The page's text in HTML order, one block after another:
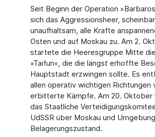
Seit Beginn der Operation
sich das Aggressionsheer, scheinbar
unaufhaltsam, alle Kräfte
Osten und auf Moskau zu. Am 2.
startete die Heeresgruppe Mitte
»Taifun«, die die längst erhoffte
Hauptstadt erzwingen sollte. Es
allen operativ wichtigen Richtungen
erbitterte Kämpfe. Am 20. Oktober
das Staatliche
UdSSR über Moskau und
Belagerungszustand.